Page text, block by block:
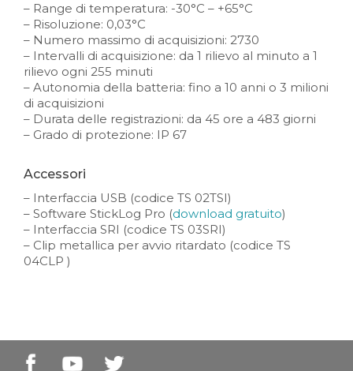
– Range di temperatura: -30°C – +65°C
– Risoluzione: 0,03°C
– Numero massimo di acquisizioni: 2730
– Intervalli di acquisizione: da 1 rilievo al minuto a 1
rilievo ogni 255 minuti
– Autonomia della batteria: fino a 10 anni o 3 milioni
di acquisizioni
– Durata delle registrazioni: da 45 ore a 483 giorni
– Grado di protezione: IP 67
Accessori
– Interfaccia USB (codice TS 02TSI)
– Software StickLog Pro (download gratuito)
– Interfaccia SRI (codice TS 03SRI)
– Clip metallica per avvio ritardato (codice TS
04CLP )